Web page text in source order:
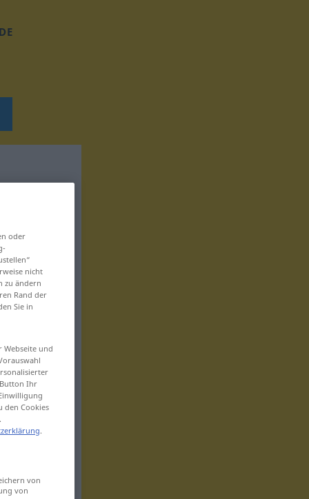
oder
nicht
zu ändern
Rand der
Sie in
und
Ihr
den Cookies
.
von
von